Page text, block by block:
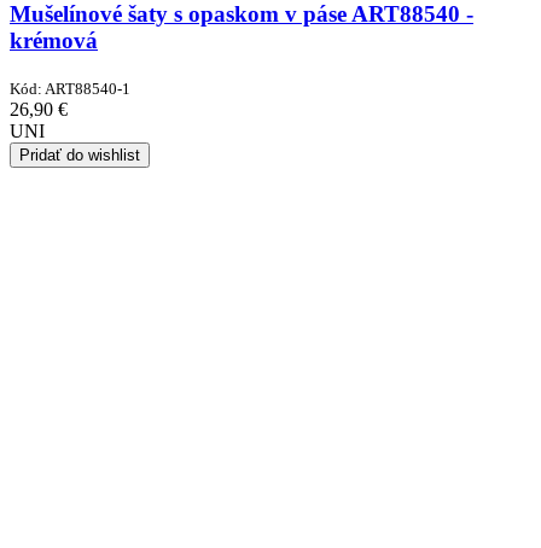
Mušelínové šaty s opaskom v páse ART88540 -
krémová
Kód: ART88540-1
26,90 €
UNI
Pridať do wishlist